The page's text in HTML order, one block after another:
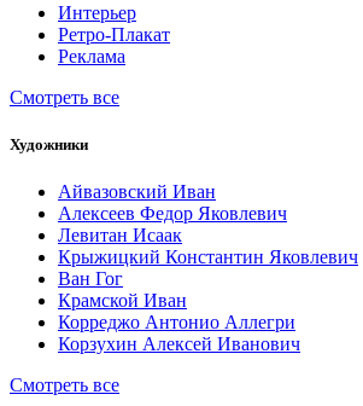
Интерьер
Ретро-Плакат
Реклама
Смотреть все
Художники
Айвазовский Иван
Алексеев Федор Яковлевич
Левитан Исаак
Крыжицкий Константин Яковлевич
Ван Гог
Крамской Иван
Корреджо Антонио Аллегри
Корзухин Алексей Иванович
Смотреть все